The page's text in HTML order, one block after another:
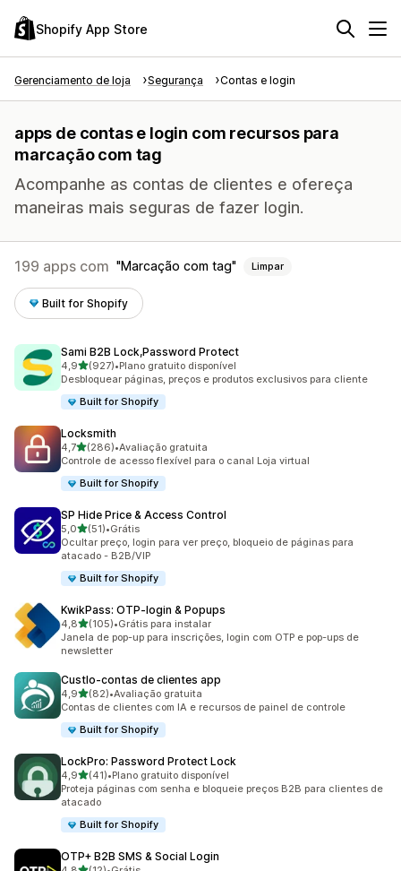
Shopify App Store
Gerenciamento de loja Segurança Contas e login
apps de contas e login com recursos para
marcação com tag
Acompanhe as contas de clientes e ofereça
maneiras mais seguras de fazer login.
199 apps com Marcação com tag Limpar
Built for Shopify
Sami B2B Lock,Password Protect
4,9de 5 estrelas
(927)
927 avaliações ao todo
•Plano gratuito disponível
Desbloquear páginas, preços e produtos exclusivos para cliente
Built for Shopify
Locksmith
4,7de 5 estrelas
(286)
286 avaliações ao todo
•Avaliação gratuita
Controle de acesso flexível para o canal Loja virtual
Built for Shopify
SP Hide Price & Access Control
5,0de 5 estrelas
(51)
51 avaliações ao todo
•Grátis
Ocultar preço, login para ver preço, bloqueio de páginas para
atacado - B2B/VIP
Built for Shopify
KwikPass: OTP‑login & Popups
4,8de 5 estrelas
(105)
105 avaliações ao todo
•Grátis para instalar
Janela de pop-up para inscrições, login com OTP e pop-ups de
newsletter
Custlo‑contas de clientes app
4,9de 5 estrelas
(82)
82 avaliações ao todo
•Avaliação gratuita
Contas de clientes com IA e recursos de painel de controle
Built for Shopify
LockPro: Password Protect Lock
4,9de 5 estrelas
(41)
41 avaliações ao todo
•Plano gratuito disponível
Proteja páginas com senha e bloqueie preços B2B para clientes de
atacado
Built for Shopify
OTP+ B2B SMS & Social Login